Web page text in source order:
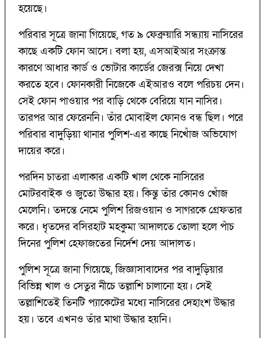
হয়েছে।
পরিবার সূত্রে জানা গিয়েছে, গত ৯ ফেব্রুয়ারি সন্ধ্যায় নাসিরের
কাছে একটি ফোন আসে। বলা হয়, এসআইআর সংক্রান্ত
কারণে আধার কার্ড ও ভোটার কার্ডের জেরক্স নিয়ে দেখা
করতে হবে। ফোনকারী নিজেকে এইআরও বলে পরিচয় দেন।
সেই ফোন পাওয়ার পর বাড়ি থেকে বেরিয়ে যান নাসির।
তারপর আর ফেরেননি। তাঁর মোবাইল ফোনও বন্ধ ছিল। পরে
পরিবার বাদুড়িয়া থানার পুলিশ-এর কাছে নিখোঁজ অভিযোগ
দায়ের করে।
পরদিন চাতরা এলাকার একটি খাল থেকে নাসিরের
মোটরবাইক ও জুতো উদ্ধার হয়। কিন্তু তাঁর কোনও খোঁজ
মেলেনি। তদন্তে নেমে পুলিশ রিজওয়ান ও সাগরকে গ্রেফতার
করে। ধৃতদের বসিরহাট মহকুমা আদালতে তোলা হলে পাঁচ
দিনের পুলিশ হেফাজতের নির্দেশ দেয় আদালত।
পুলিশ সূত্রে জানা গিয়েছে, জিজ্ঞাসাবাদের পর বাদুড়িয়ার
বিভিন্ন খাল ও সেতুর নীচে তল্লাশি চালানো হয়। সেই
তল্লাশিতেই তিনটি প্যাকেটের মধ্যে নাসিরের দেহাংশ উদ্ধার
হয়। তবে এখনও তাঁর মাথা উদ্ধার হয়নি।